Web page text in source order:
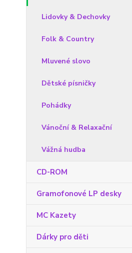
Lidovky & Dechovky
Folk & Country
Mluvené slovo
Dětské písničky
Pohádky
Vánoční & Relaxační
Vážná hudba
CD-ROM
Gramofonové LP desky
MC Kazety
Dárky pro děti